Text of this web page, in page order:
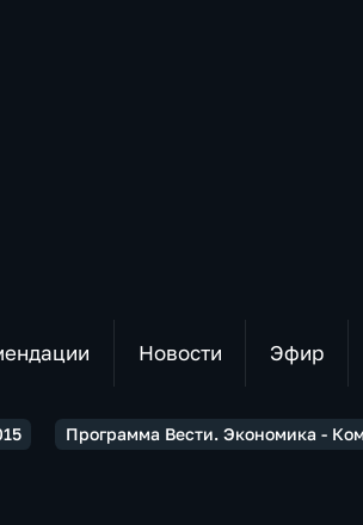
Новости Эфир
Программа Вести. Экономика -